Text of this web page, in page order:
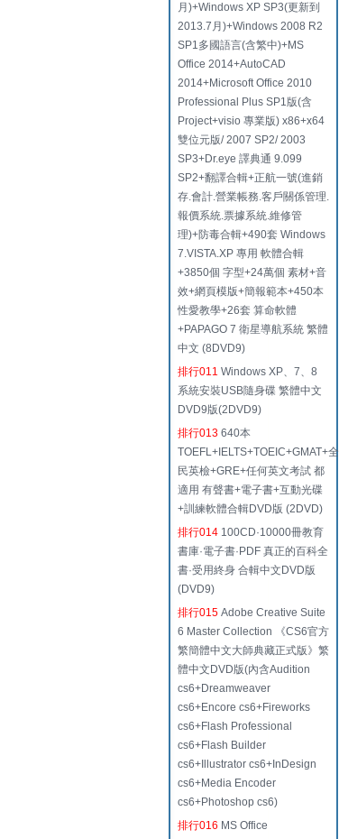
月)+Windows XP SP3(更新到
2013.7月)+Windows 2008 R2
SP1多國語言(含繁中)+MS
Office 2014+AutoCAD
2014+Microsoft Office 2010
Professional Plus SP1版(含
Project+visio 專業版) x86+x64
雙位元版/ 2007 SP2/ 2003
SP3+Dr.eye 譯典通 9.099
SP2+翻譯合輯+正航一號(進銷
存.會計.營業帳務.客戶關係管理.
報價系統.票據系統.維修管
理)+防毒合輯+490套 Windows
7.VISTA.XP 專用 軟體合輯
+3850個 字型+24萬個 素材+音
效+網頁模版+簡報範本+450本
性愛教學+26套 算命軟體
+PAPAGO 7 衛星導航系統 繁體
中文 (8DVD9)
排行011 Windows XP、7、8
系統安裝USB隨身碟 繁體中文
DVD9版(2DVD9)
排行013 640本
TOEFL+IELTS+TOEIC+GMAT+全
民英檢+GRE+任何英文考試 都
適用 有聲書+電子書+互動光碟
+訓練軟體合輯DVD版 (2DVD)
排行014 100CD·10000冊教育
書庫·電子書·PDF 真正的百科全
書·受用終身 合輯中文DVD版
(DVD9)
排行015 Adobe Creative Suite
6 Master Collection 《CS6官方
繁簡體中文大師典藏正式版》繁
體中文DVD版(內含Audition
cs6+Dreamweaver
cs6+Encore cs6+Fireworks
cs6+Flash Professional
cs6+Flash Builder
cs6+Illustrator cs6+InDesign
cs6+Media Encoder
cs6+Photoshop cs6)
排行016 MS Office